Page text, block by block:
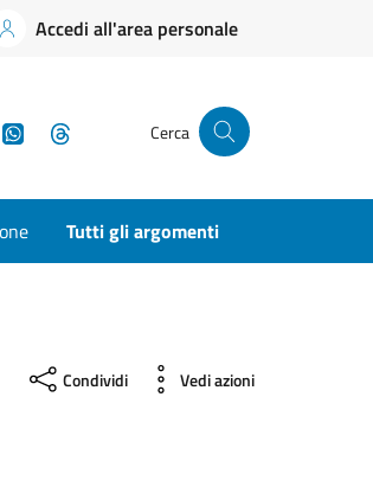
Accedi all'area personale
WhatsApp Cerca
Tutti gli argomenti
Condividi Vedi azioni